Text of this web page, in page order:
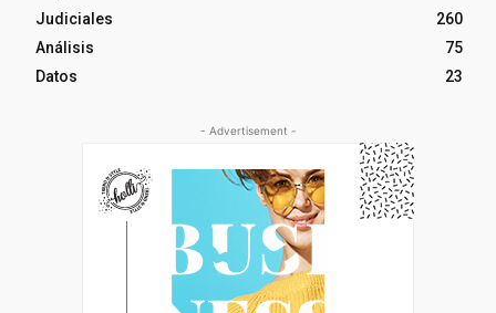
Judiciales
260
Análisis
75
Datos
23
- Advertisement -